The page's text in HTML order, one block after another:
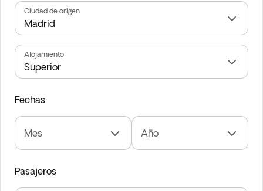
Ciudad de origen
Alojamiento
Fechas
Mes Año
Pasajeros